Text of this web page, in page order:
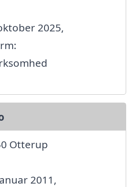
2025,
Otterup
2011,